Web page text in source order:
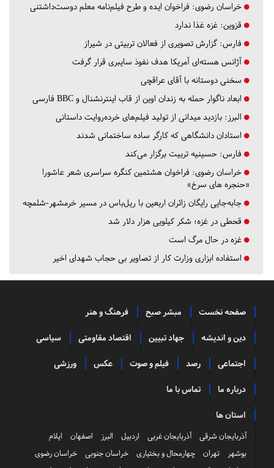
خراسان رضوی: فراخوان ایده و طرح فیلم‌نامه معلم دوست‌داشتنی
قزوین: غزه غذا ندارد
فارس: گزارش تصویری از فعالان تربیتی در شیراز
آژانس هسته‌ای آمریکا هدف نفوذ سایبری قرار گرفت
سخنی دوستانه با آقای عراقچی
ابعاد ناگوار حمله به زندان اوین از قاب اینترنشنال و BBC فارسی
البرز: بازدید میدانی از تولید فیلم‌های خرده‌روایت داستانی
استادان دانشگاهی که کارگر ساده ساختمانی شدند
فارس: حسینیه تربیت برگزار می‌کند
خراسان رضوی: فراخوان هشتمین کنگره سراسری شعر عاشورا
«حنجره های سرخ»
جابه‌جایی رایگان زائران اربعین با ریل‌باس در مسیر خرمشهر-شلمچه
قحطی در غزه؛ شکر کیلویی هزار دلار شد
غزه در حال مرگ است
استفاده ابزاری وزارت کار از تصاویر بی حجاب شهدای اخیر
صفحه نخست مبشر صبح فرهنگ و هنر
دین و اندیشه جهاد تبیین اقتصاد مقاومتی سیاسی
اجتماعی رصد فیلم و صوت عکس ورزشی
درباره ما تماس با ما
استان ها
آذربایجان شرقی آذربایجان غربی اردبیل البرز اصفهان
ایلام
بوشهر
تهران چهارمحال و بختیاری خراسان جنوبی
خراسان رضوی